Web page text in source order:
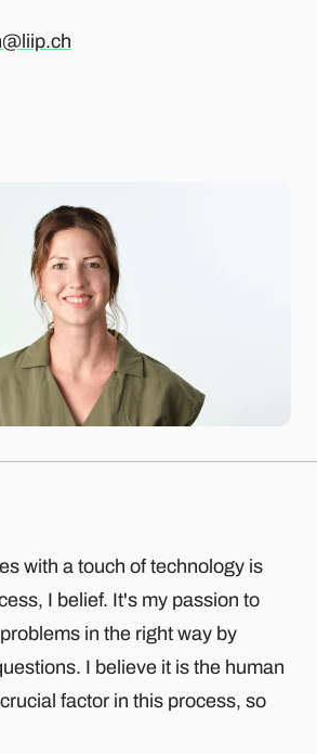
with a touch of technology is
I belief. It's my passion to
in the right way by
I believe it is the human
factor in this process, so